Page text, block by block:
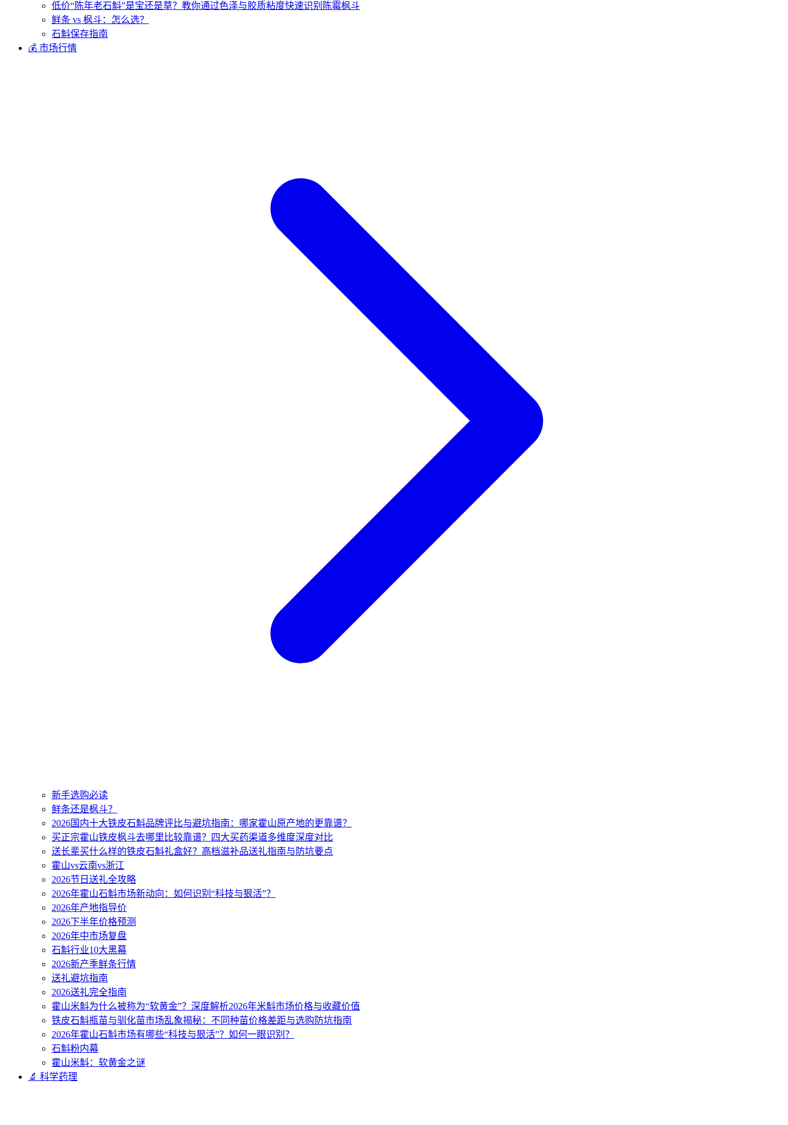
低价“陈年老石斛”是宝还是草？教你通过色泽与胶质粘度快速识别陈霉枫斗
鲜条 vs 枫斗：怎么选？
石斛保存指南
💰 市场行情
新手选购必读
鲜条还是枫斗？
2026国内十大铁皮石斛品牌评比与避坑指南：哪家霍山原产地的更靠谱？
买正宗霍山铁皮枫斗去哪里比较靠谱？四大买药渠道多维度深度对比
送长辈买什么样的铁皮石斛礼盒好？高档滋补品送礼指南与防坑要点
霍山vs云南vs浙江
2026节日送礼全攻略
2026年霍山石斛市场新动向：如何识别“科技与狠活”？
2026年产地指导价
2026下半年价格预测
2026年中市场复盘
石斛行业10大黑幕
2026新产季鲜条行情
送礼避坑指南
2026送礼完全指南
霍山米斛为什么被称为“软黄金”？深度解析2026年米斛市场价格与收藏价值
铁皮石斛瓶苗与驯化苗市场乱象揭秘：不同种苗价格差距与选购防坑指南
2026年霍山石斛市场有哪些“科技与狠活”？如何一眼识别？
石斛粉内幕
霍山米斛：软黄金之谜
🔬 科学药理